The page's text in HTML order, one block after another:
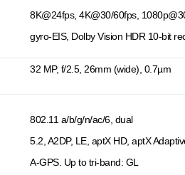
8K@24fps, 4K@30/60fps,
gyro-EIS, Dolby Vision HDR 10-bit
32 MP, f/2.5, 26mm (wide), 0.7µm
802.11 a/b/g/n/ac/6, dual
5.2, A2DP, LE, aptX HD, aptX
A-GPS. Up to tri-band: GL